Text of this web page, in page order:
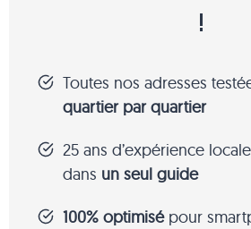
!
Toutes nos adresses
quartier par quartier
25 ans d’expérience
dans un seul guide
100% optimisépour